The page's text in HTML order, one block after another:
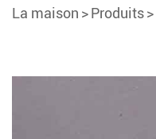
La maison Produits